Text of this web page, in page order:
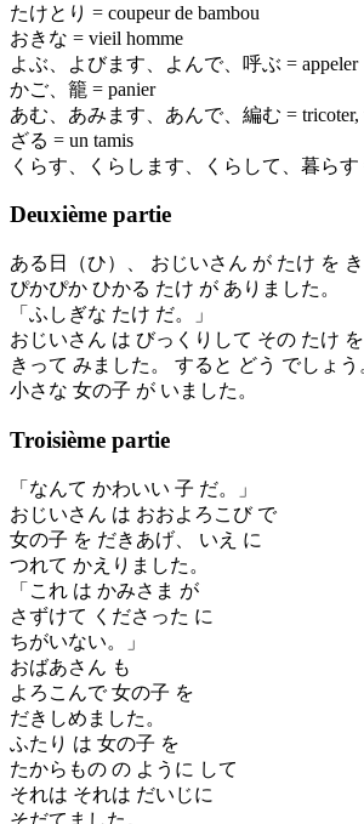
たけとり = coupeur de bambou
おきな = vieil homme
よぶ、よびます、よんで、呼ぶ = appeler
かご、籠 = panier
あむ、あみます、あんで、編む = tricoter,
ざる = un tamis
くらす、くらします、くらして、暮らす
Deuxième partie
ある日（ひ）、 おじいさん が たけ を
ぴかぴか ひかる たけ が ありました。
「ふしぎな たけ だ。」
おじいさん は びっくりして その たけ
きって みました。 すると どう でしょ
小さな 女の子 が いました。
Troisième partie
「なんて かわいい 子 だ。」
おじいさん は おおよろこび で
女の子 を だきあげ、 いえ に
つれて かえりました。
「これ は かみさま が
さずけて くださった に
ちがいない。」
おばあさん も
よろこんで 女の子 を
だきしめました。
ふたり は 女の子 を
たからもの の ように して
それは それは だいじに
そだてました。